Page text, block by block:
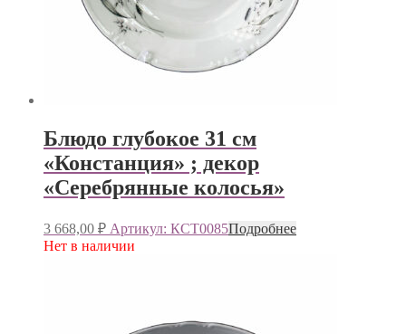
Блюдо глубокое 31 см
«Констанция» ; декор
«Серебрянные колосья»
3 668,00 ₽ Артикул: КСТ0085Подробнее
Нет в наличии